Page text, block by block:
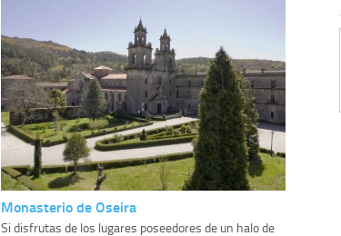
Monasterio de Oseira
Si disfrutas de los lugares poseedores de un halo de